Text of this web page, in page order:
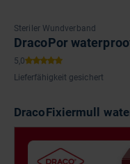
Steriler Wundverband
DracoPor
Lieferfähigkeit gesichert
DracoFixiermull